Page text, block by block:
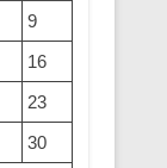
9
16
23
30